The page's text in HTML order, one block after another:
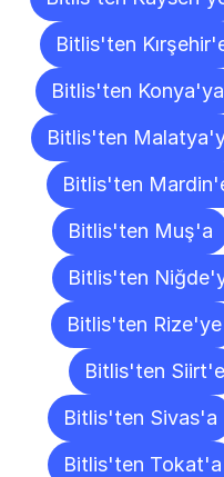
Bitlis'ten
Bitlis'ten Konya'ya
Bitlis'ten
Bitlis'ten
Bitlis'ten Muş'a
Bitlis'ten
Bitlis'ten Rize'ye
Bitlis'ten Siirt'e
Bitlis'ten Sivas'a
Bitlis'ten Tokat'a